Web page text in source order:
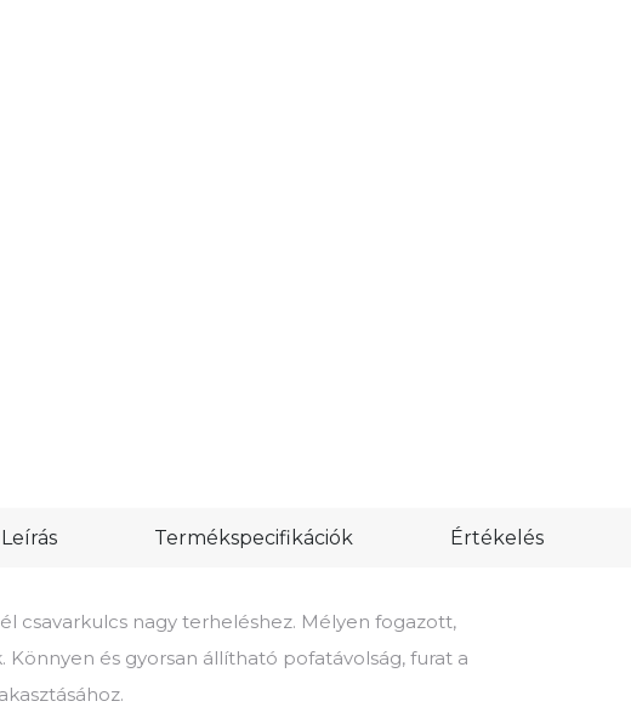
Leírás Termékspecifikációk Értékelés
csavarkulcs nagy terheléshez. Mélyen fogazott,
Könnyen és gyorsan állítható pofatávolság, furat a